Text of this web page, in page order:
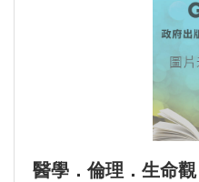
醫學．倫理．生命